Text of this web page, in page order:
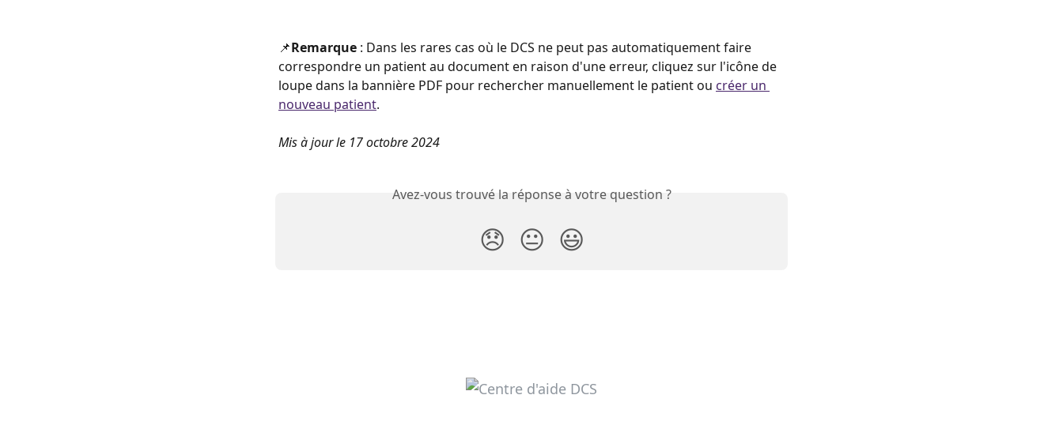
📌Remarque : Dans les rares cas où le DCS ne peut pas automatiquement faire
correspondre un patient au document en raison d'une erreur, cliquez sur l'icône de
loupe dans la bannière PDF pour rechercher manuellement le patient ou créer un
nouveau patient.
Mis à jour le 17 octobre 2024
Avez-vous trouvé la réponse à votre question ?
😞 😐 😃